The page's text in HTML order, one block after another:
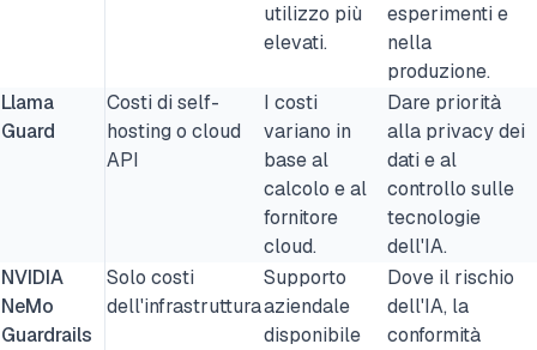
utilizzo più
elevati.
esperimenti e
nella
produzione.
Llama
Guard
Costi di self-
hosting o cloud
API
I costi
variano in
base al
calcolo e al
fornitore
cloud.
Dare priorità
alla privacy dei
dati e al
controllo sulle
tecnologie
dell'IA.
NVIDIA
NeMo
Guardrails
Solo costi
dell'infrastruttura
Supporto
aziendale
disponibile
Dove il rischio
dell'IA, la
conformità